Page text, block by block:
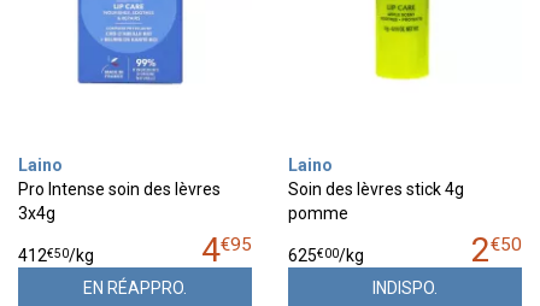
Laino
Pro Intense soin des lèvres
3x4g
4€95
412€50/kg
EN RÉAPPRO.
Laino
Soin des lèvres stick 4g
pomme
2€50
625€00/kg
INDISPO.